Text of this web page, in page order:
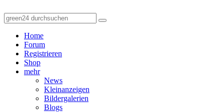
Home
Forum
Registrieren
Shop
mehr
News
Kleinanzeigen
Bildergalerien
Blogs